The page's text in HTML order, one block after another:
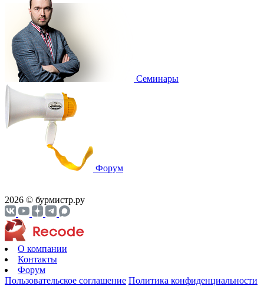
Cеминары
Форум
2026 © бурмистр.ру
О компании
Контакты
Форум
Пользовательское соглашение Политика конфиденциальности